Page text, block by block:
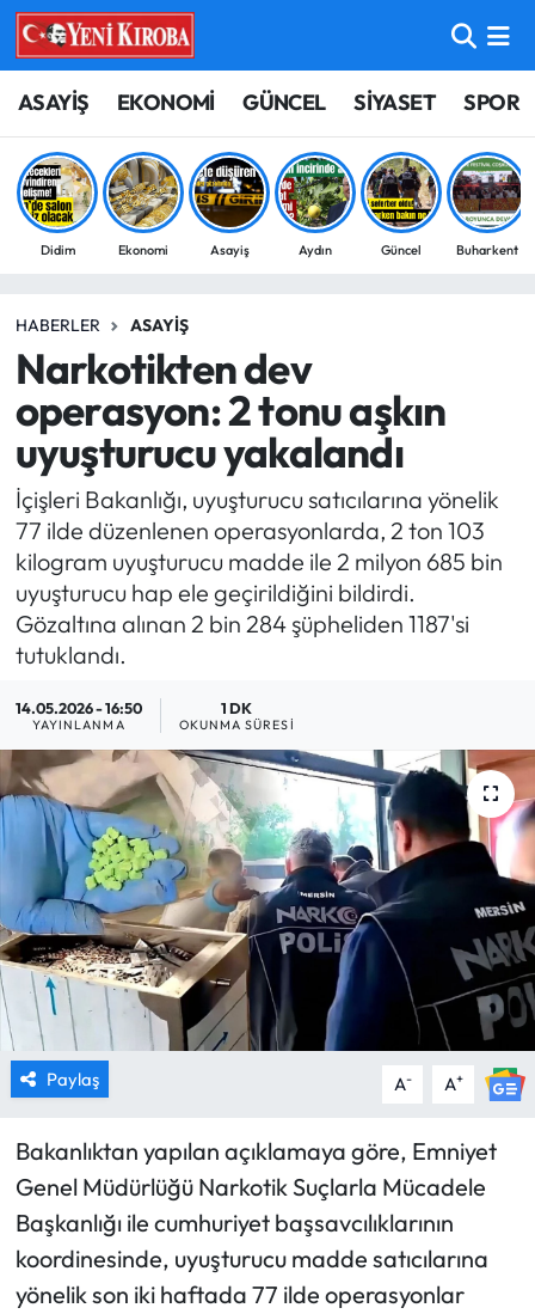
ASAYİŞ EKONOMİ GÜNCEL SİYASET SPOR
Didim Ekonomi Asayiş Aydın Güncel Buharkent
HABERLER ASAYIŞ
Narkotikten dev
operasyon: 2 tonu aşkın
uyuşturucu yakalandı
İçişleri Bakanlığı, uyuşturucu satıcılarına yönelik
77 ilde düzenlenen operasyonlarda, 2 ton 103
kilogram uyuşturucu madde ile 2 milyon 685 bin
uyuşturucu hap ele geçirildiğini bildirdi.
Gözaltına alınan 2 bin 284 şüpheliden 1187'si
tutuklandı.
14.05.2026 - 16:50
YAYINLANMA
1 DK
OKUNMA SÜRESI
Paylaş A- A+
Bakanlıktan yapılan açıklamaya göre, Emniyet
Genel Müdürlüğü Narkotik Suçlarla Mücadele
Başkanlığı ile cumhuriyet başsavcılıklarının
koordinesinde, uyuşturucu madde satıcılarına
yönelik son iki haftada 77 ilde operasyonlar
ASAYİŞ
BİLİM-TEKNOLOJİ
ÇEVRE
EĞİTİM
GÜNCEL
GÜNDEM
MAGAZİN
SAĞLIK
SİYASET
SPOR
TARIM
TURİZM
YAŞAM
RESMİ İLANLAR
HABER İLAN
Aydın Nöbetçi Eczaneler
Aydın Hava Durumu
Aydin Namaz Vakitleri
Süper Lig Puan Durumu ve Fikstür
Son Dakika Haberleri
Haber Arşivi